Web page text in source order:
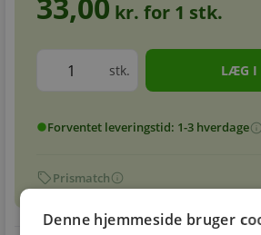
kr. for 1 stk.
stk.
circleForventet leveringstid: 1-3 hverdageinfo
sellPrismatchinfo
Denne hjemmeside bruger